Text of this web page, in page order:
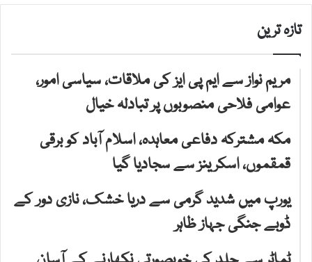
تازہ ترین
مریم نواز سے ایم پی ایز کی ملاقات، سیاسی امور،
عوامی فلاحی منصوبوں پر تبادلہ خیال
مکہ مشترکہ دفاعی معاہدہ، اسلام آباد کو برقی
قمقموں، اسکرینز سے سجادیا گیا
یورپ میں شدید گرمی سے دریا خشک، نازی دور کے
ڈوبے جنگی جہاز ظاہر